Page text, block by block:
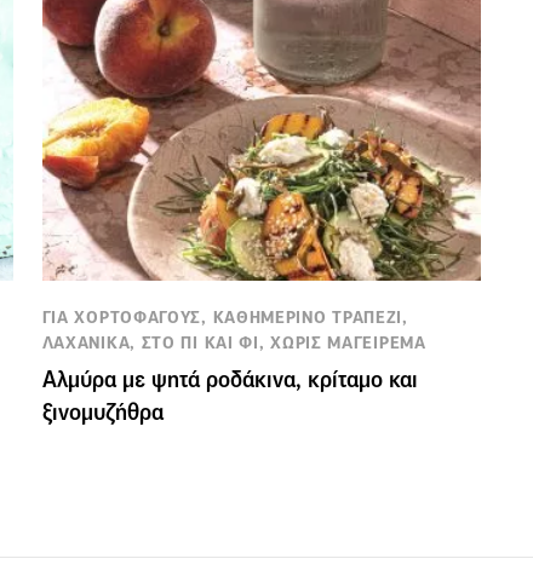
ΓΙΑ ΧΟΡΤΟΦΑΓΟΥΣ, ΚΑΘΗΜΕΡΙΝΟ ΤΡΑΠΕΖΙ,
ΛΑΧΑΝΙΚΑ, ΣΤΟ ΠΙ ΚΑΙ ΦΙ, ΧΩΡΙΣ ΜΑΓΕΙΡΕΜΑ
Αλμύρα με ψητά ροδάκινα, κρίταμο και
ξινομυζήθρα